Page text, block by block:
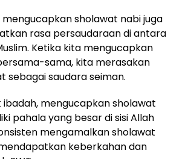
mengucapkan sholawat nabi juga
rasa persaudaraan di antara
Ketika kita mengucapkan
sama, kita merasakan
sebagai saudara seiman.
ibadah, mengucapkan sholawat
pahala yang besar di sisi Allah
mengamalkan sholawat
keberkahan dan